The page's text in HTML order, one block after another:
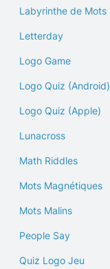
Labyrinthe de Mots
Letterday
Logo Game
Logo Quiz (Android)
Logo Quiz (Apple)
Lunacross
Math Riddles
Mots Magnétiques
Mots Malins
People Say
Quiz Logo Jeu